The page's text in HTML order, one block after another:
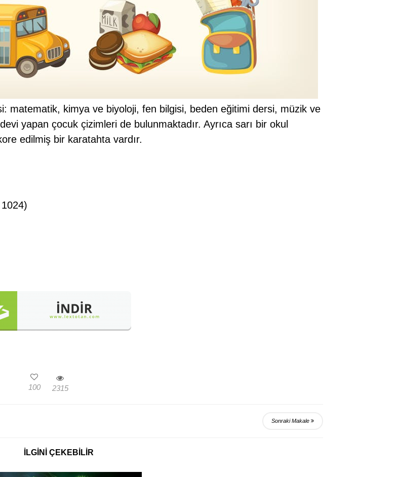
matematik, kimya ve biyoloji, fen bilgisi, beden eğitimi dersi, müzik ve
yapan çocuk çizimleri de bulunmaktadır. Ayrıca sarı bir okul
edilmiş bir karatahta vardır.
100 2315
Sonraki Makale
İLGINI ÇEKEBILIR